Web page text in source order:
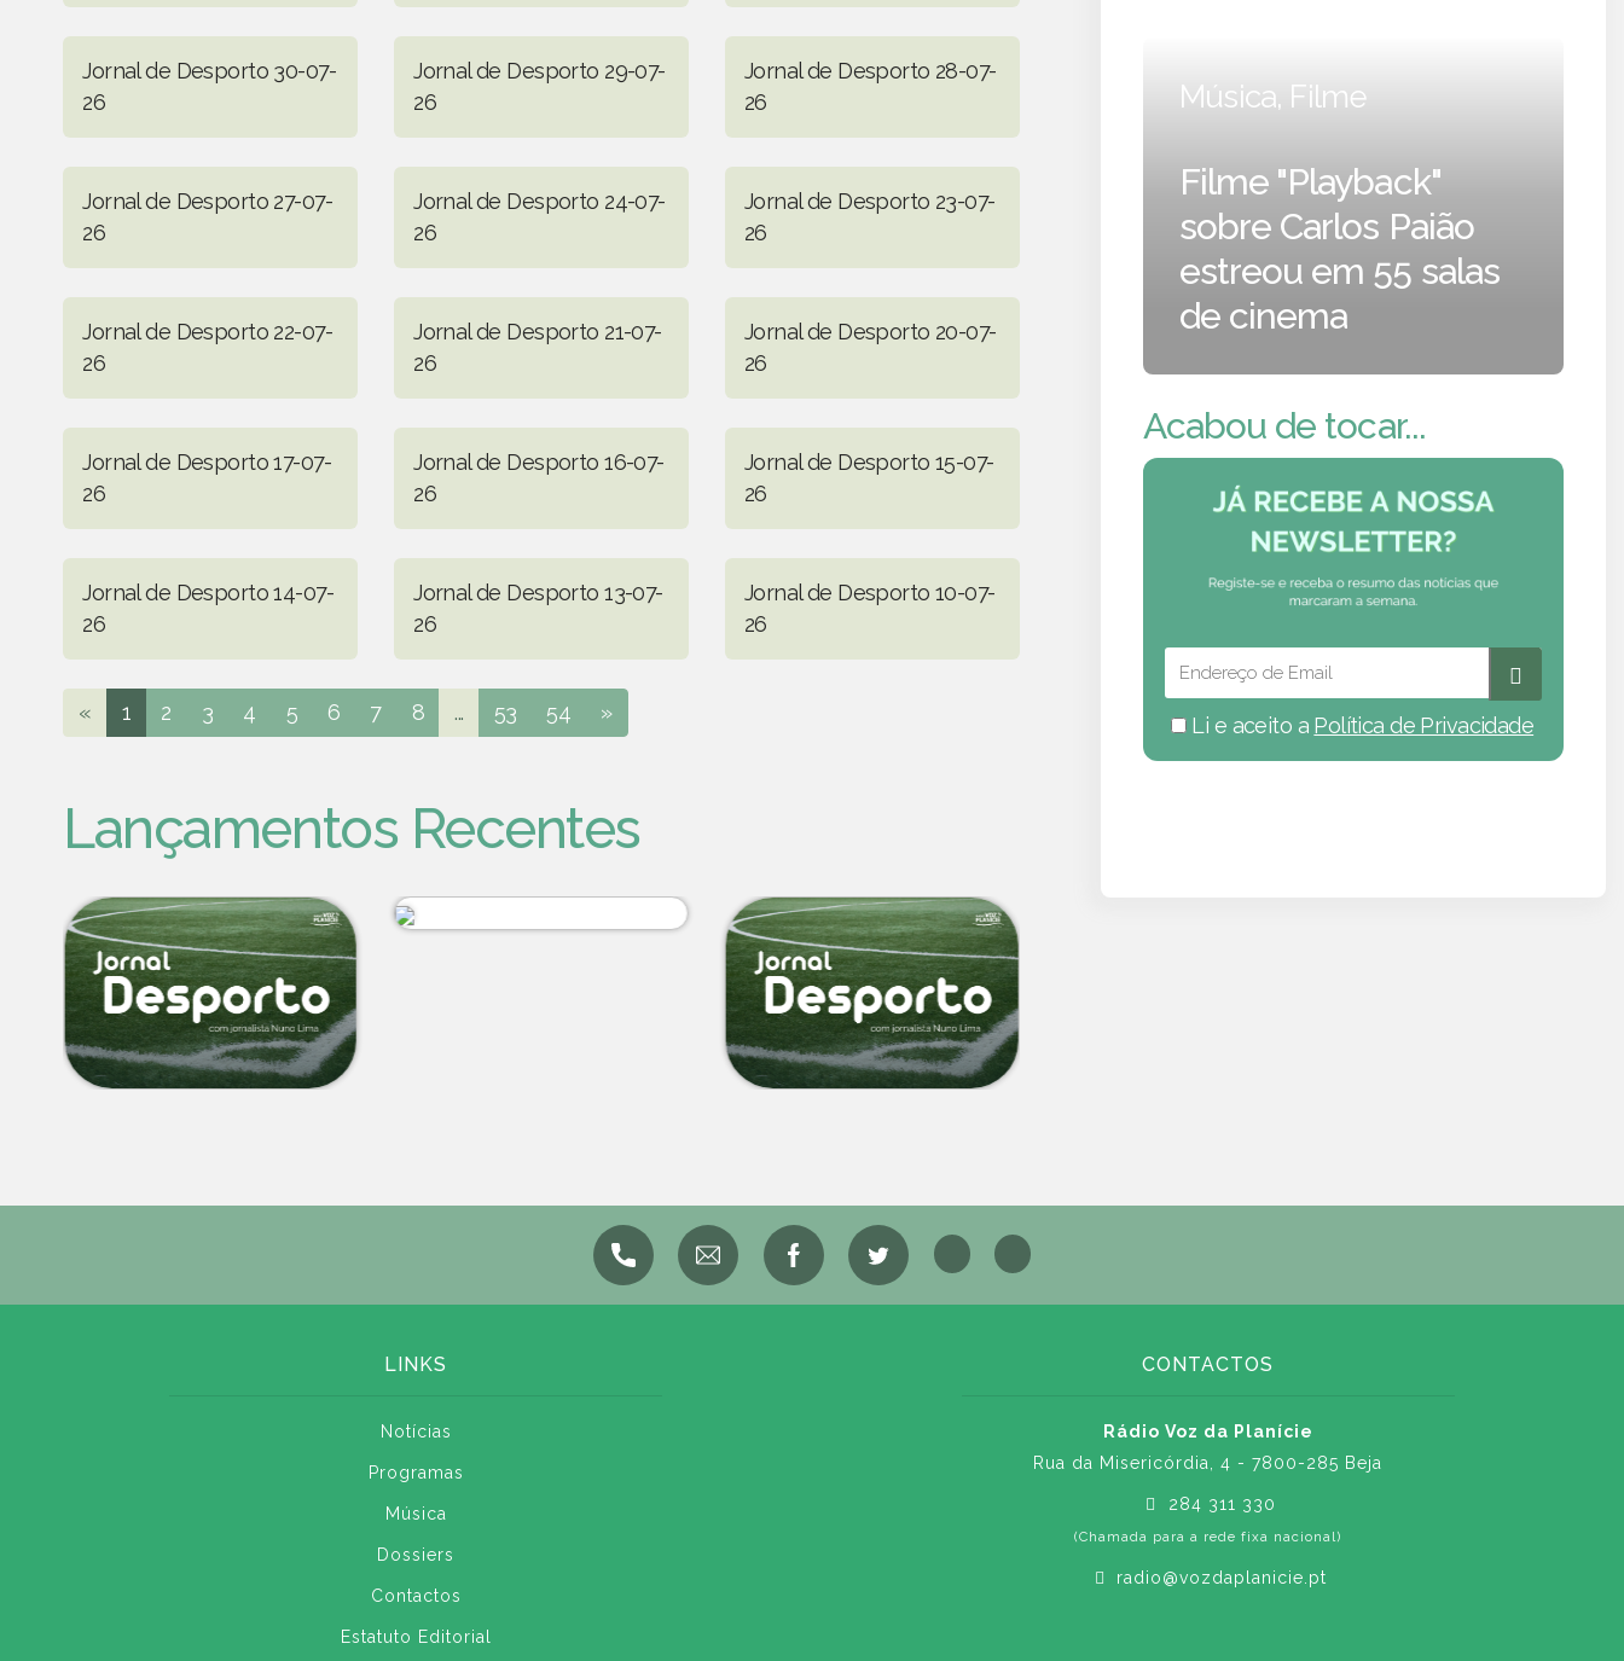
Jornal de Desporto 30-07-
26
Jornal de Desporto 29-07-
26
Jornal de Desporto 28-07-
26
Jornal de Desporto 27-07-
26
Jornal de Desporto 24-07-
26
Jornal de Desporto 23-07-
26
Jornal de Desporto 22-07-
26
Jornal de Desporto 21-07-
26
Jornal de Desporto 20-07-
26
Jornal de Desporto 17-07-
26
Jornal de Desporto 16-07-
26
Jornal de Desporto 15-07-
26
Jornal de Desporto 14-07-
26
Jornal de Desporto 13-07-
26
Jornal de Desporto 10-07-
26
« 1 2 3 4 5 6 7 8 ... 53 54 »
Lançamentos Recentes
Música, Filme
Filme "Playback"
sobre Carlos Paião
estreou em 55 salas
de cinema
Acabou de tocar...
Li e aceito a Política de Privacidade
LINKS
Notícias
Programas
Música
Dossiers
Contactos
Estatuto Editorial
CONTACTOS
Rádio Voz da Planície
Rua da Misericórdia, 4 - 7800-285 Beja
284 311 330
(Chamada para a rede fixa nacional)
radio@vozdaplanicie.pt